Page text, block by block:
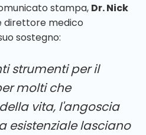
stampa, Dr. Nick
direttore medico
sostegno:
strumenti per il
molti che
vita, l'angoscia
esistenziale lasciano